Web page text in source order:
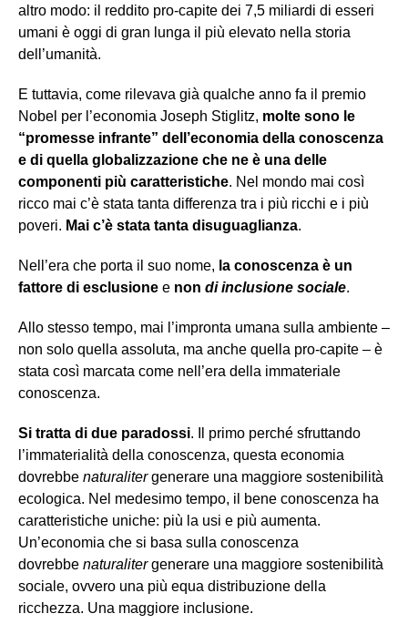
altro modo: il reddito pro-capite dei 7,5 miliardi di esseri
umani è oggi di gran lunga il più elevato nella storia
dell’umanità.
E tuttavia, come rilevava già qualche anno fa il premio
Nobel per l’economia Joseph Stiglitz, molte sono le
“promesse infrante” dell’economia della conoscenza
e di quella globalizzazione che ne è una delle
componenti più caratteristiche. Nel mondo mai così
ricco mai c’è stata tanta differenza tra i più ricchi e i più
poveri. Mai c’è stata tanta disuguaglianza.
Nell’era che porta il suo nome, la conoscenza è un
fattore di esclusione e non di inclusione sociale.
Allo stesso tempo, mai l’impronta umana sulla ambiente –
non solo quella assoluta, ma anche quella pro-capite – è
stata così marcata come nell’era della immateriale
conoscenza.
Si tratta di due paradossi. Il primo perché sfruttando
l’immaterialità della conoscenza, questa economia
dovrebbe naturalitergenerare una maggiore sostenibilità
ecologica. Nel medesimo tempo, il bene conoscenza ha
caratteristiche uniche: più la usi e più aumenta.
Un’economia che si basa sulla conoscenza
dovrebbe naturalitergenerare una maggiore sostenibilità
sociale, ovvero una più equa distribuzione della
ricchezza. Una maggiore inclusione.